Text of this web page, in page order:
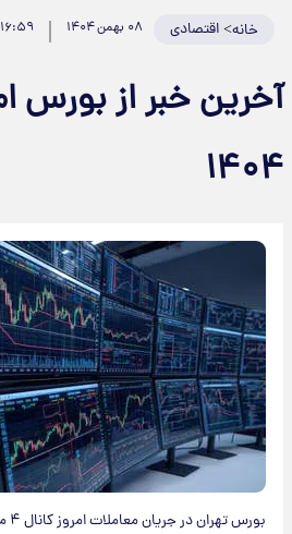
خانه>اقتصادی ۰۸ بهمن ۱۴۰۴ ۱۶:۵۹
۱۴۰۴
بورس تهران در جریان معاملات امروز کانال ۴ میلیون واحد را از دست داد.